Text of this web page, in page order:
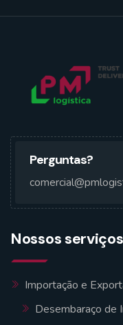
Perguntas?
Nossos serviços
Importação e
Desembaraço de